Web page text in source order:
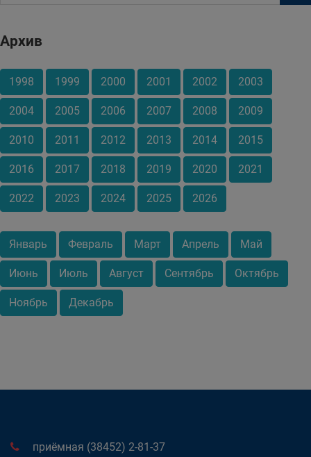
Архив
1998 1999 2000 2001 2002 2003
2004 2005 2006 2007 2008 2009
2010 2011 2012 2013 2014 2015
2016 2017 2018 2019 2020 2021
2022 2023 2024 2025 2026
Январь Февраль Март Апрель Май
Июнь Июль Август Сентябрь Октябрь
Ноябрь Декабрь
приёмная (38452) 2-81-37